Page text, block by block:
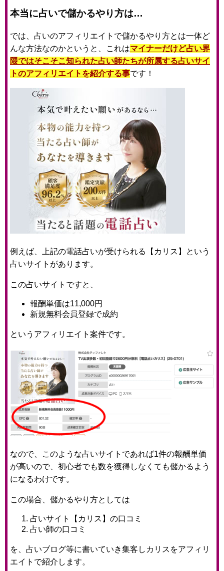
本当に占いで儲かるやり方は…
では、占いのアフィリエイトで儲かるやり方とは一体ど
んな方法なのかというと、これはマイナーだけど占い界
隈ではそこそこ知られた占い師たちが所属する占いサイ
トのアフィリエイトを紹介する事です！
例えば、上記の電話占いが受けられる【カリス】という
占いサイトがあります。
この占いサイトですと、
報酬単価は11,000円
新規無料会員登録で成約
というアフィリエイト案件です。
なので、このような占いサイトであれば1件の報酬単価
が高いので、初心者でも数を獲得しなくても儲かるよう
になるわけです。
この場合、儲かるやり方としては
占いサイト【カリス】の口コミ
占い師の口コミ
を、占いブログ等に書いていき集客しカリスをアフィリ
エイトで紹介します。